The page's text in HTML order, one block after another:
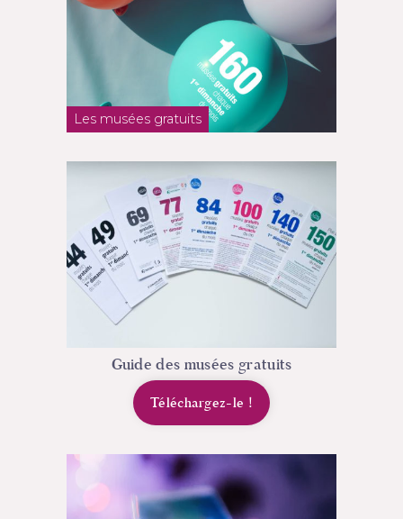
Les musées gratuits
Guide des musées gratuits
Téléchargez-le !